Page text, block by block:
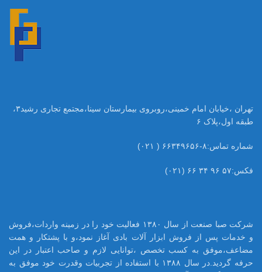
تهران ،خیابان امام خمینی،روبروی بیمارستان سینا،مجتمع تجاری رشید۳،
طبقه اول،پلاک ۶
شماره تماس:۸-۶۶۳۴۹۶۵۶ ( ۰۲۱)
فکس:۵۷ ۹۶ ۳۴ ۶۶ (۰۲۱)
شرکت صبا صنعت از سال ۱۳۸۰ فعالیت خود را در زمینه واردات،فروش
و خدمات پس از فروش ابزار آلات بادی آغاز نمود،و با پشتکار و همت
مضاعف،موفق به کسب تخصص ،توانایی لازم و صاحب اعتبار در این
حرفه گردید.در سال ۱۳۸۸ با استفاده از تجربیات وقدرت خود موفق به